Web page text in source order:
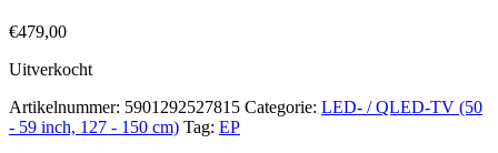
€479,00
Uitverkocht
Artikelnummer: 5901292527815 Categorie: LED- / QLED-TV (50
- 59 inch, 127 - 150 cm) Tag: EP